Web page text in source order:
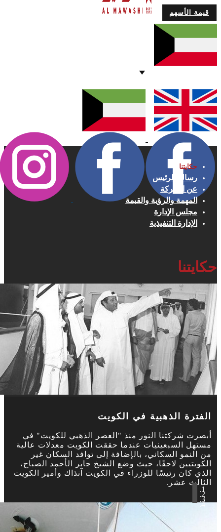
قيمة الأسهم
حكايتنا
رسالة الرئيس
عن الشركة
المهمة والرؤية والقيمة
مجلس الإدارة
الإدارة التنفيذية
حكايتنا
الفترة الذهبية في الكويت
أبصرت شركتنا النور منذ "العصر الذهبي للكويت" في
مستهل السبعينيات عندما حققت الكويت معدلات عالية
من النمو السكاني، بالإضافة إلى توافد السكان غير
الكويتيين لاحقًا، حيث وضع الشيخ جابر الأحمد الصباح،
الذي كان رئيسًا للوزراء في الكويت آنذاك وأمير الكويت
الثالث عشر.